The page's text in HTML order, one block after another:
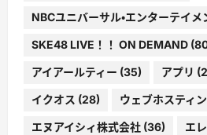
NBCユニバーサル・エンターテイ
SKE48 LIVE！！ ON DEMAND
アイアールティー (35) アプリ
イクオス (28) ウェブホスティ
エヌアイシィ株式会社 (36) エ